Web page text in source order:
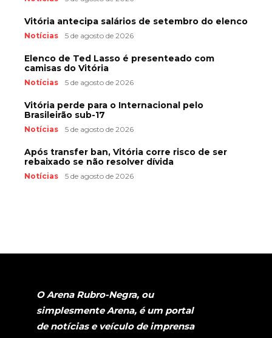
Vitória antecipa salários de setembro do elenco
Notícias 5 de agosto de 2026
Elenco de Ted Lasso é presenteado com
camisas do Vitória
Notícias 5 de agosto de 2026
Vitória perde para o Internacional pelo
Brasileirão sub-17
Notícias 5 de agosto de 2026
Após transfer ban, Vitória corre risco de ser
rebaixado se não resolver dívida
Notícias 5 de agosto de 2026
O Arena Rubro-Negra, ou
simplesmente Arena, é um portal
de notícias e veículo de imprensa